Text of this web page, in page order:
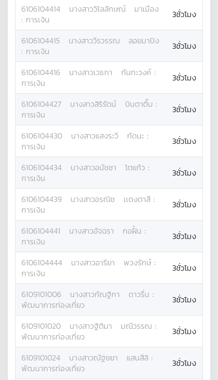
6106104414 นางสาววิไลลักษณ์
มาเมือง
: การเงิน 3ชั่วโมง
6106104415 นางสาววีรวรรณ
ลอยมาปิง
: การเงิน 3ชั่วโมง
6106104416 นางสาวเวธกา กันทะวงค์ :
การเงิน
3ชั่วโมง
6106104427 นางสาวสิริรัตน์ ปินตาติ๊บ :
การเงิน
3ชั่วโมง
6106104430 นางสาวแสงระวี กัดนะ :
การเงิน
3ชั่วโมง
6106104434 นางสาวอนัชชา โตแก้ว :
การเงิน
3ชั่วโมง
6106104439 นางสาวอรณิช เเดงตาสี :
การเงิน
3ชั่วโมง
6106104441 นางสาวอัจฉรา กอฝั้น :
การเงิน
3ชั่วโมง
6106104444 นางสาวอารียา พวงรักษ์ :
การเงิน
3ชั่วโมง
6109101006 นางสาวกัณฐิกา ดาวรื่น :
พัฒนาการท่องเที่ยว
3ชั่วโมง
6109101020 นางสาวฐิติมา มณีวรรณ :
พัฒนาการท่องเที่ยว
3ชั่วโมง
6109101024 นางสาวณัฐชยา แสนสีลิ :
พัฒนาการท่องเที่ยว
3ชั่วโมง